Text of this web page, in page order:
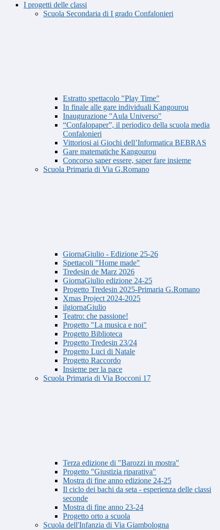
I progetti delle classi
Scuola Secondaria di I grado Confalonieri
Estratto spettacolo "Play Time"
In finale alle gare individuali Kangourou
Inaugurazione "Aula Universo"
“Confalopaper”, il periodico della scuola media
Confalonieri
Vittoriosi ai Giochi dell’Informatica BEBRAS
Gare matematiche Kangourou
Concorso saper essere, saper fare insieme
Scuola Primaria di Via G.Romano
GiornaGiulio - Edizione 25-26
Spettacoli "Home made"
Tredesin de Marz 2026
GiornaGiulio edizione 24-25
Progetto Tredesin 2025-Primaria G.Romano
Xmas Project 2024-2025
ilgiornaGiulio
Teatro: che passione!
Progetto "La musica e noi"
Progetto Biblioteca
Progetto Tredesin 23/24
Progetto Luci di Natale
Progetto Raccordo
Insieme per la pace
Scuola Primaria di Via Bocconi 17
Terza edizione di "Barozzi in mostra"
Progetto "Giustizia riparativa"
Mostra di fine anno edizione 24-25
Il ciclo dei bachi da seta - esperienza delle classi
seconde
Mostra di fine anno 23-24
Progetto orto a scuola
Scuola dell'Infanzia di Via Giambologna